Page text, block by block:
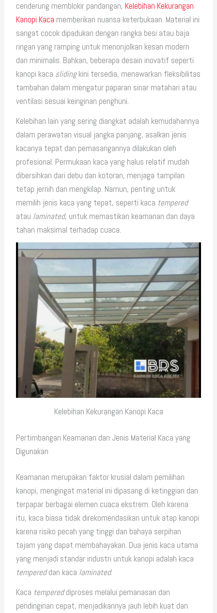
cenderung memblokir pandangan,Kelebihan Kekurangan
Kanopi Kaca memberikan nuansa keterbukaan. Material ini
sangat cocok dipadukan dengan rangka besi atau baja
ringan yang ramping untuk menonjolkan kesan modern
dan minimalis. Bahkan, beberapa desain inovatif seperti
kanopi kaca slidingkini tersedia, menawarkan fleksibilitas
tambahan dalam mengatur paparan sinar matahari atau
ventilasi sesuai keinginan penghuni.
Kelebihan lain yang sering diangkat adalah kemudahannya
dalam perawatan visual jangka panjang, asalkan jenis
kacanya tepat dan pemasangannya dilakukan oleh
profesional. Permukaan kaca yang halus relatif mudah
dibersihkan dari debu dan kotoran, menjaga tampilan
tetap jernih dan mengkilap. Namun, penting untuk
memilih jenis kaca yang tepat, seperti kaca tempered
atau laminated, untuk memastikan keamanan dan daya
tahan maksimal terhadap cuaca.
Kelebihan Kekurangan Kanopi Kaca
Pertimbangan Keamanan dan Jenis Material Kaca yang
Digunakan
Keamanan merupakan faktor krusial dalam pemilihan
kanopi, mengingat material ini dipasang di ketinggian dan
terpapar berbagai elemen cuaca ekstrem. Oleh karena
itu, kaca biasa tidak direkomendasikan untuk atap kanopi
karena risiko pecah yang tinggi dan bahaya serpihan
tajam yang dapat membahayakan. Dua jenis kaca utama
yang menjadi standar industri untuk kanopi adalah kaca
tempereddan kaca laminated.
Kaca tempereddiproses melalui pemanasan dan
pendinginan cepat, menjadikannya jauh lebih kuat dan